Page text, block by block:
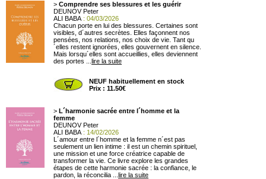
> Comprendre ses blessures et les guérir
DEUNOV Peter
ALI BABA : 04/03/2026
Chacun porte en lui des blessures. Certaines sont
visibles, d´autres secrètes. Elles façonnent nos
pensées, nos relations, nos choix de vie. Tant qu
´elles restent ignorées, elles gouvernent en silence.
Mais lorsqu´elles sont accueillies, elles deviennent
des portes ... lire la suite
NEUF habituellement en stock
Prix : 11.50€
> L´harmonie sacrée entre l´homme et la
femme
DEUNOV Peter
ALI BABA : 14/02/2026
L´amour entre l´homme et la femme n´est pas
seulement un lien intime : il est un chemin spirituel,
une mission et une force créatrice capable de
transformer la vie. Ce livre explore les grandes
étapes de cette harmonie sacrée : la confiance, le
pardon, la réconcilia ... lire la suite